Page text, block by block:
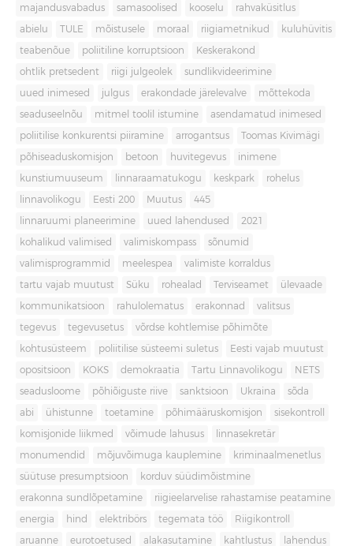
majandusvabadus samasoolised kooselu rahvaküsitlus
abielu TULE mõistusele moraal riigiametnikud kuluhüvitis
teabenõue poliitiline korruptsioon Keskerakond
ohtlik pretsedent riigi julgeolek sundlikvideerimine
uued inimesed julgus erakondade järelevalve mõttekoda
seaduseelnõu mitmel toolil istumine asendamatud inimesed
poliitilise konkurentsi piiramine arrogantsus Toomas Kivimägi
põhiseaduskomisjon betoon huvitegevus inimene
kunstiumuuseum linnaraamatukogu keskpark rohelus
linnavolikogu Eesti 200 Muutus 445
linnaruumi planeerimine uued lahendused 2021
kohalikud valimised valimiskompass sõnumid
valimisprogrammid meelespea valimiste korraldus
tartu vajab muutust Süku rohealad Terviseamet ülevaade
kommunikatsioon rahulolematus erakonnad valitsus
tegevus tegevusetus võrdse kohtlemise põhimõte
kohtusüsteem poliitilise süsteemi suletus Eesti vajab muutust
opositsioon KOKS demokraatia Tartu Linnavolikogu NETS
seadusloome põhiõiguste riive sanktsioon Ukraina sõda
abi ühistunne toetamine põhimääruskomisjon sisekontroll
komisjonide liikmed võimude lahusus linnasekretär
monumendid mõjuvõimuga kauplemine kriminaalmenetlus
süütuse presumptsioon korduv süüdimõistmine
erakonna sundlõpetamine riigieelarvelise rahastamise peatamine
energia hind elektribörs tegemata töö Riigikontroll
aruanne eurotoetused alakasutamine kahtlustus lahendus